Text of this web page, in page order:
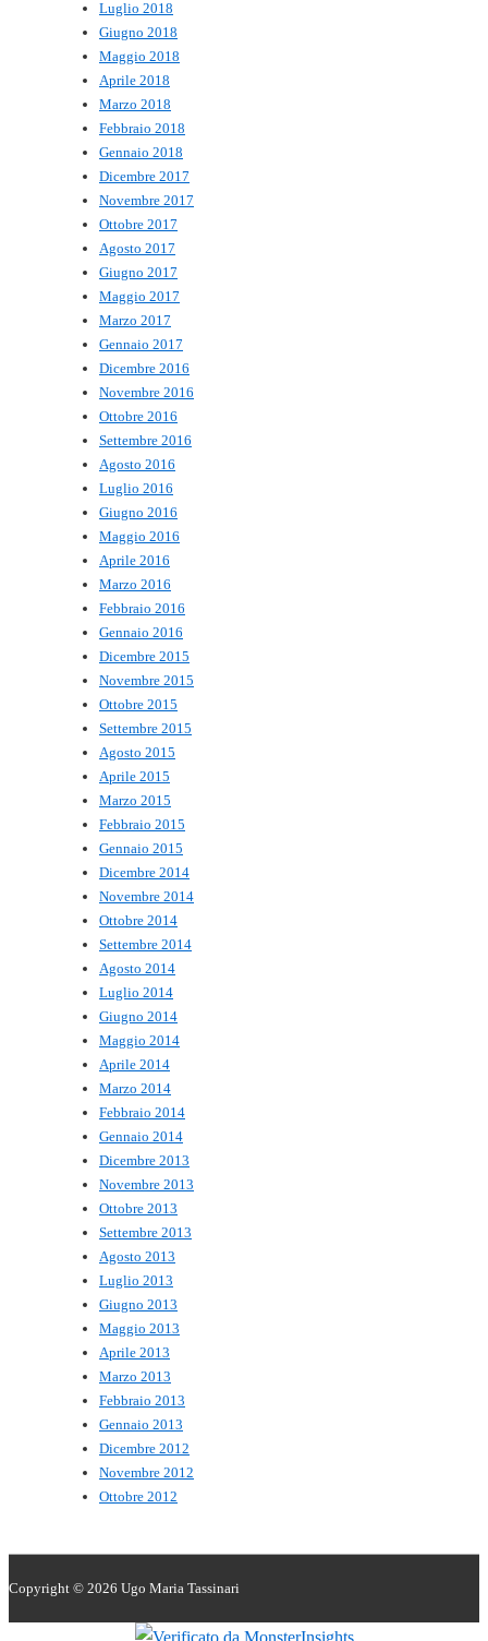
Luglio 2018
Giugno 2018
Maggio 2018
Aprile 2018
Marzo 2018
Febbraio 2018
Gennaio 2018
Dicembre 2017
Novembre 2017
Ottobre 2017
Agosto 2017
Giugno 2017
Maggio 2017
Marzo 2017
Gennaio 2017
Dicembre 2016
Novembre 2016
Ottobre 2016
Settembre 2016
Agosto 2016
Luglio 2016
Giugno 2016
Maggio 2016
Aprile 2016
Marzo 2016
Febbraio 2016
Gennaio 2016
Dicembre 2015
Novembre 2015
Ottobre 2015
Settembre 2015
Agosto 2015
Aprile 2015
Marzo 2015
Febbraio 2015
Gennaio 2015
Dicembre 2014
Novembre 2014
Ottobre 2014
Settembre 2014
Agosto 2014
Luglio 2014
Giugno 2014
Maggio 2014
Aprile 2014
Marzo 2014
Febbraio 2014
Gennaio 2014
Dicembre 2013
Novembre 2013
Ottobre 2013
Settembre 2013
Agosto 2013
Luglio 2013
Giugno 2013
Maggio 2013
Aprile 2013
Marzo 2013
Febbraio 2013
Gennaio 2013
Dicembre 2012
Novembre 2012
Ottobre 2012
Copyright © 2026 Ugo Maria Tassinari